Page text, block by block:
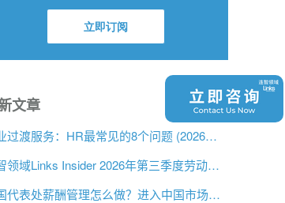
文章
职业过渡服务：HR最常见的8个问题 (2026年版)
连智领域Links Insider 2026年第三季度劳动法规更新
中国代表处薪酬管理怎么做？进入中国市场前的用工指南